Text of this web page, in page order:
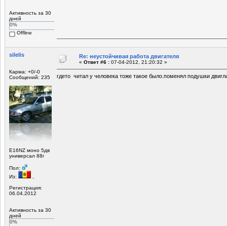
Активность за 30
дней
0%
Offline
silelis
Карма: +0/-0
Сообщений: 235
Е16NZ моно 5дв
универсал 88г
Пол:
Из:
Регистрация:
06.04.2012
Активность за 30
дней
0%
Re: неустойчивая работа двигателя
« Ответ #6 : 07-04-2012, 21:20:32 »
гдето читал у человека тоже такое было.поменял подушки